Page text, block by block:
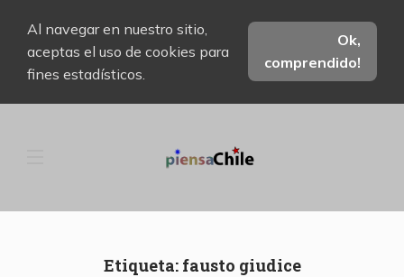
Al navegar en nuestro sitio,
aceptas el uso de cookies para
fines estadísticos.
Ok,
comprendido!
Etiqueta: fausto giudice